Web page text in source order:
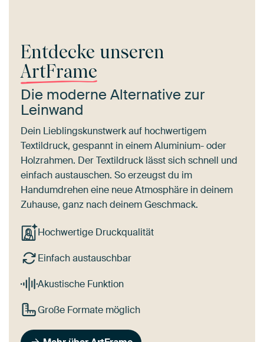
Entdecke unseren
ArtFrame
Die moderne Alternative zur
Leinwand
Dein Lieblingskunstwerk auf hochwertigem
Textildruck, gespannt in einem Aluminium- oder
Holzrahmen. Der Textildruck lässt sich schnell und
einfach austauschen. So erzeugst du im
Handumdrehen eine neue Atmosphäre in deinem
Zuhause, ganz nach deinem Geschmack.
Hochwertige Druckqualität
Einfach austauschbar
Akustische Funktion
Große Formate möglich